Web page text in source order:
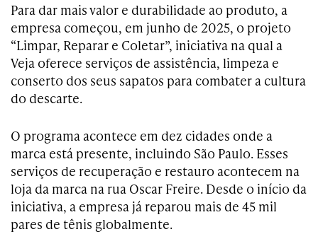
Para dar mais valor e durabilidade ao produto, a
empresa começou, em junho de 2025, o projeto
“Limpar, Reparar e Coletar”, iniciativa na qual a
Veja oferece serviços de assistência, limpeza e
conserto dos seus sapatos para combater a cultura
do descarte.
O programa acontece em dez cidades onde a
marca está presente, incluindo São Paulo. Esses
serviços de recuperação e restauro acontecem na
loja da marca na rua Oscar Freire. Desde o início da
iniciativa, a empresa já reparou mais de 45 mil
pares de tênis globalmente.